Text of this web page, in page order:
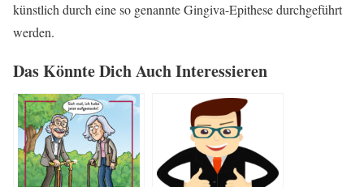
künst­lich durch eine so genann­te Gin­gi­va-Epi­the­se durch­ge­führt
werden.
Das Könn­te Dich Auch Interessieren